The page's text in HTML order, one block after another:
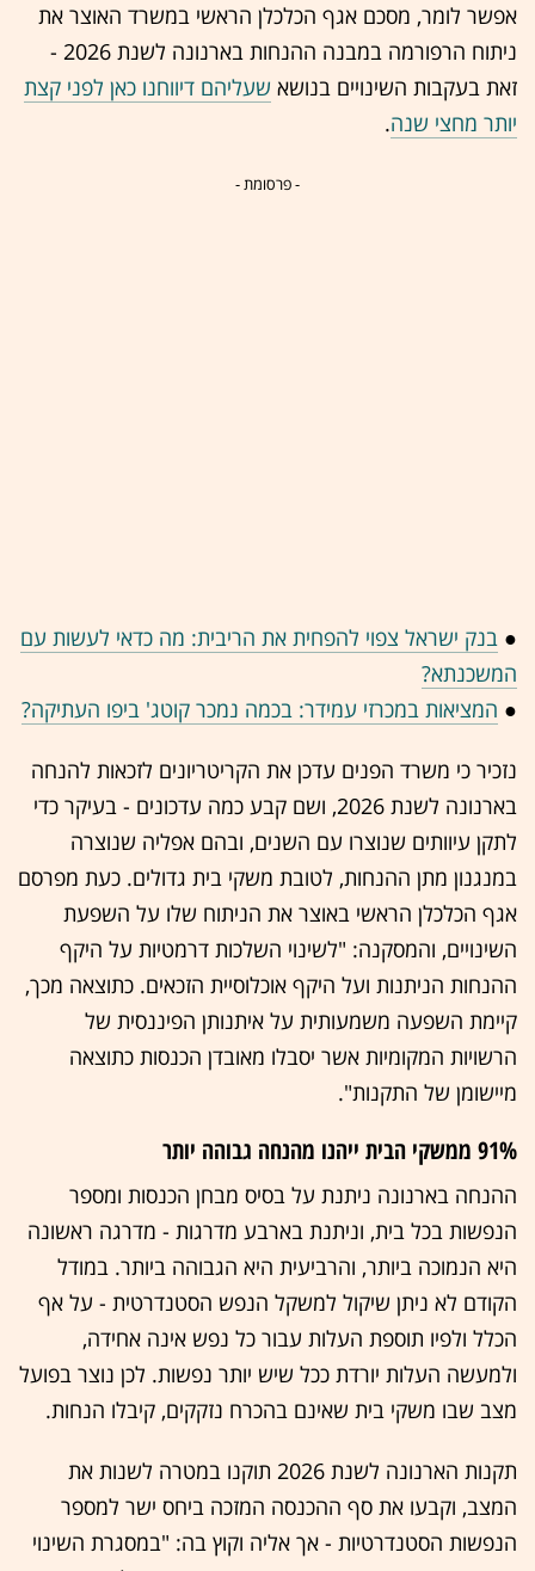
אפשר לומר, מסכם אגף הכלכלן הראשי במשרד האוצר את
ניתוח הרפורמה במבנה ההנחות בארנונה לשנת 2026 -
זאת בעקבות השינויים בנושא שעליהם דיווחנו כאן לפני קצת
יותר מחצי שנה.
- פרסומת -
● בנק ישראל צפוי להפחית את הריבית: מה כדאי לעשות עם
המשכנתא?
● המציאות במכרזי עמידר: בכמה נמכר קוטג' ביפו העתיקה?
נזכיר כי משרד הפנים עדכן את הקריטריונים לזכאות להנחה
בארנונה לשנת 2026, ושם קבע כמה עדכונים - בעיקר כדי
לתקן עיוותים שנוצרו עם השנים, ובהם אפליה שנוצרה
במנגנון מתן ההנחות, לטובת משקי בית גדולים. כעת מפרסם
אגף הכלכלן הראשי באוצר את הניתוח שלו על השפעת
השינויים, והמסקנה: "לשינוי השלכות דרמטיות על היקף
ההנחות הניתנות ועל היקף אוכלוסיית הזכאים. כתוצאה מכך,
קיימת השפעה משמעותית על איתנותן הפיננסית של
הרשויות המקומיות אשר יסבלו מאובדן הכנסות כתוצאה
מיישומן של התקנות".
91% ממשקי הבית ייהנו מהנחה גבוהה יותר
ההנחה בארנונה ניתנת על בסיס מבחן הכנסות ומספר
הנפשות בכל בית, וניתנת בארבע מדרגות - מדרגה ראשונה
היא הנמוכה ביותר, והרביעית היא הגבוהה ביותר. במודל
הקודם לא ניתן שיקול למשקל הנפש הסטנדרטית - על אף
הכלל ולפיו תוספת העלות עבור כל נפש אינה אחידה,
ולמעשה העלות יורדת ככל שיש יותר נפשות. לכן נוצר בפועל
מצב שבו משקי בית שאינם בהכרח נזקקים, קיבלו הנחות.
תקנות הארנונה לשנת 2026 תוקנו במטרה לשנות את
המצב, וקבעו את סף ההכנסה המזכה ביחס ישר למספר
הנפשות הסטנדרטיות - אך אליה וקוץ בה: "במסגרת השינוי